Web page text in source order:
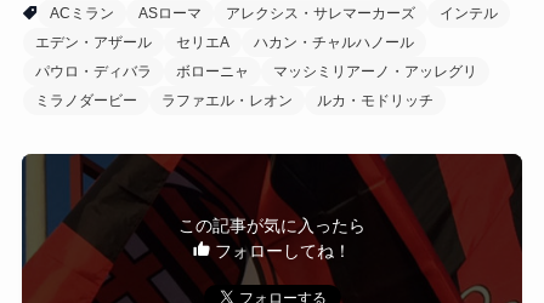
ACミラン
ASローマ アレクシス・サレマーカーズ
インテル
エデン・アザール
セリエA
ハカン・チャルハノール
パウロ・ディバラ
ボローニャ
マッシミリアーノ・アッレグリ
ミラノダービー
ラファエル・レオン ルカ・モドリッチ
この記事が気に入ったら
フォローしてね！